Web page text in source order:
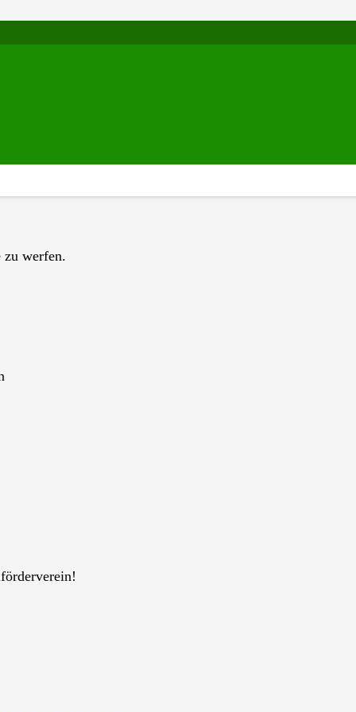
– am 29.09.2023
zu werfen.